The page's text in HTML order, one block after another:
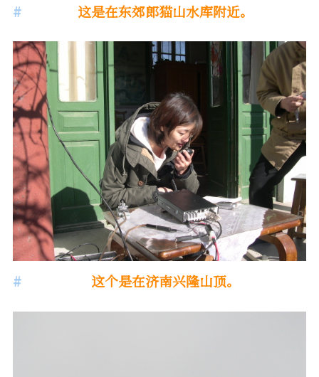
这是在东郊郎猫山水库附近。
这个是在济南兴隆山顶。